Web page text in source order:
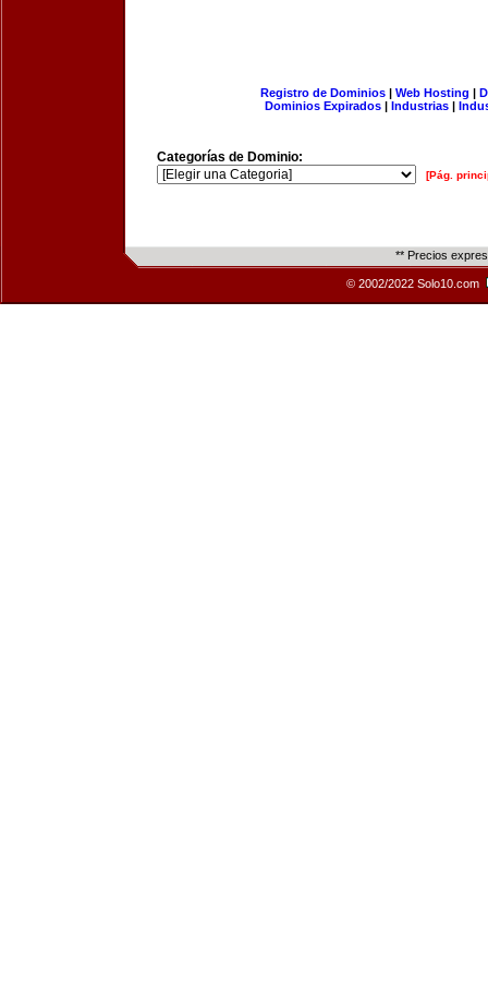
Registro de Dominios| Web Hosting |
Dominios Expirados | Industrias |
Categorías de Dominio:
[Pág.
** Precios
© 2002/2022 Solo10.com